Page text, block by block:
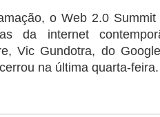
o Web 2.0
da internet
Vic Gundotra, do
na última quarta-feira.